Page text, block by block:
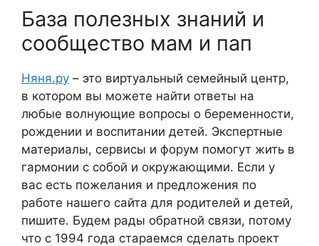
База полезных знаний и
сообщество мам и пап
Няня.ру – это виртуальный семейный центр,
в котором вы можете найти ответы на
любые волнующие вопросы о беременности,
рождении и воспитании детей. Экспертные
материалы, сервисы и форум помогут жить в
гармонии с собой и окружающими. Если у
вас есть пожелания и предложения по
работе нашего сайта для родителей и детей,
пишите. Будем рады обратной связи, потому
что c 1994 года стараемся сделать проект